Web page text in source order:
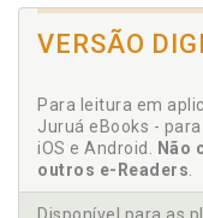
Direito à
p. 18
E
Educação
acepções, p. 21
Educação
VERSÃO
Para leitura em
Juruá eBooks - para
iOS e Android. Não
outros e-Readers.